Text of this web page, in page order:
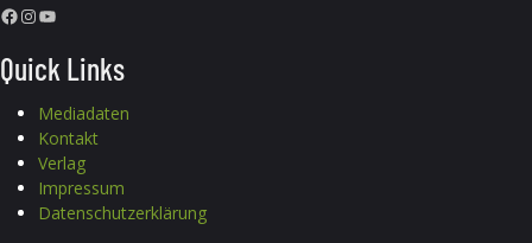
Facebook InstagramYouTube
Quick Links
Mediadaten
Kontakt
Verlag
Impressum
Datenschutzerklärung